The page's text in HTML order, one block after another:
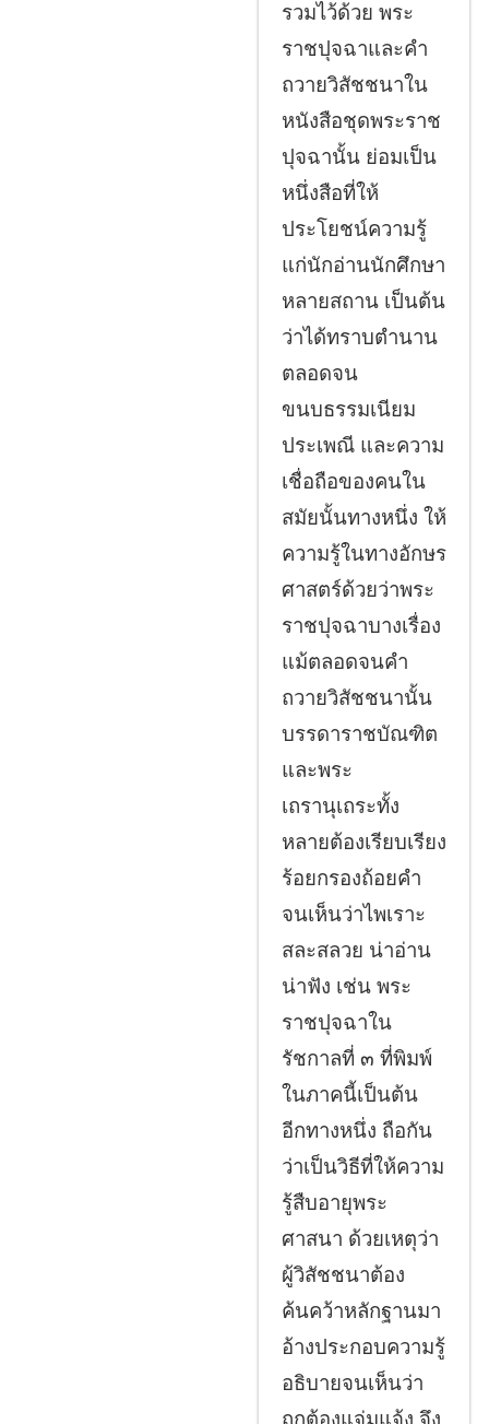
รวมไว้ด้วย พระ
ราชปุจฉาและคำ
ถวายวิสัชชนาใน
หนังสือชุดพระราช
ปุจฉานั้น ย่อมเป็น
หนึ่งสือที่ให้
ประโยชน์ความรู้
แก่นักอ่านนักศึกษา
หลายสถาน เป็นต้น
ว่าได้ทราบตำนาน
ตลอดจน
ขนบธรรมเนียม
ประเพณี และความ
เชื่อถือของคนใน
สมัยนั้นทางหนึ่ง ให้
ความรู้ในทางอักษร
ศาสตร์ด้วยว่าพระ
ราชปุจฉาบางเรื่อง
แม้ตลอดจนคำ
ถวายวิสัชชนานั้น
บรรดาราชบัณฑิต
และพระ
เถรานุเถระทั้ง
หลายต้องเรียบเรียง
ร้อยกรองถ้อยคำ
จนเห็นว่าไพเราะ
สละสลวย น่าอ่าน
น่าฟัง เช่น พระ
ราชปุจฉาใน
รัชกาลที่ ๓ ที่พิมพ์
ในภาคนี้เป็นต้น
อีกทางหนึ่ง ถือกัน
ว่าเป็นวิธีที่ให้ความ
รู้สืบอายุพระ
ศาสนา ด้วยเหตุว่า
ผู้วิสัชชนาต้อง
ค้นคว้าหลักฐานมา
อ้างประกอบความรู้
อธิบายจนเห็นว่า
ถูกต้องแจ่มแจ้ง จึง